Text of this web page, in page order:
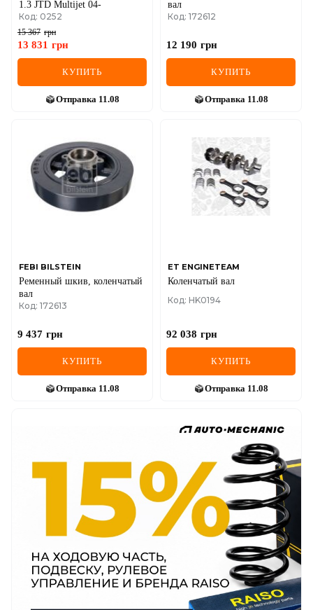
1.3 JTD Multijet 04-
Код: 0252
15 367 грн
13 831 грн
КУПИТЬ
Отправка 11.08
вал
Код: 172612
12 190 грн
КУПИТЬ
Отправка 11.08
FEBI BILSTEIN
Ременный шкив, коленчатый
вал
Код: 172613
9 437 грн
КУПИТЬ
Отправка 11.08
ET ENGINETEAM
Коленчатый вал
Код: HK0194
92 038 грн
КУПИТЬ
Отправка 11.08